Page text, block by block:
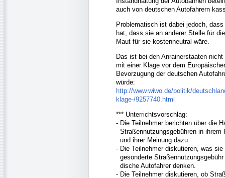
auch von deutschen Autofahrern
Problematisch ist dabei jedoch,
hat, dass sie an anderer Stelle für
Maut für sie kostenneutral wäre.
Das ist bei den Anrainerstaaten
mit einer Klage vor dem
Bevorzugung der deutschen
würde:
http://www.wiwo.de/politik/
klage-/9257740.html
*** Unterrichtsvorschlag:
- Die Teilnehmer berichten über die
Straßennutzungsgebühren in ihrem
und ihrer Meinung dazu.
- Die Teilnehmer diskutieren, was sie
gesonderte
dische Autofahrer denken.
- Die Teilnehmer diskutieren, ob